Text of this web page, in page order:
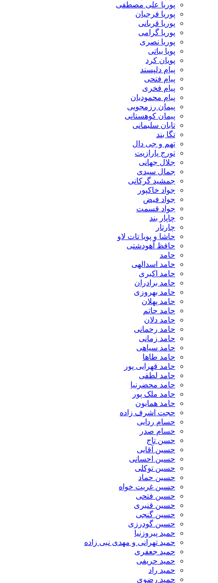
پوریا علی مصطفی
پوریا فرجیان
پوریا قربانی
پوریا گرامی
پوریا نصری
پویا بیاتی
پویان کرد
پیام دلپسند
پیام فتحی
پیام فخری
پیام محمودیان
پیمان رزمجویی
پیمان کوهستانی
تابان سلیمانی
تگا بند
تهم و جی دال
تورج پارازیت
جلال جهانی
جمال سیدی
جمشید گرکانی
جواد خاکپور
جواد فیض
جواد قسمت
چاپار بند
چارتار
حاشا و پویا تات لاو
حافظ آهودشتی
حامد
حامد اسدالهی
حامد اکبری
حامد برادران
حامد بهروزی
حامد پهلان
حامد حاتم
حامد دلان
حامد رحمانی
حامد زمانی
حامد سیاهی
حامد طاها
حامد قهرایی پور
حامد لطفی
حامد محضرنیا
حامد ملک پور
حامد همایون
حجت اشرف زاده
حسام ردایی
حسام صدر
حسن تاج
حسین آقایی
حسین احسانی
حسین توکلی
حسین حماد
حسین غربت خواه
حسین فتحی
حسین قنبری
حسین گنجی
حسین گودرزی
حمید پیروزنیا
حمید تهرانی و مهدی نبی زاده
حمید جعفری
حمید حریفی
حمید راد
حمید رضوی